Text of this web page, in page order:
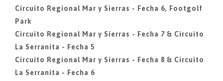
Circuito Regional Mar y Sierras - Fecha 6, Footgolf
Park
Circuito Regional Mar y Sierras - Fecha 7 & Circuito
La Serranita - Fecha 5
Circuito Regional Mar y Sierras - Fecha 8 & Circuito
La Serranita - Fecha 6